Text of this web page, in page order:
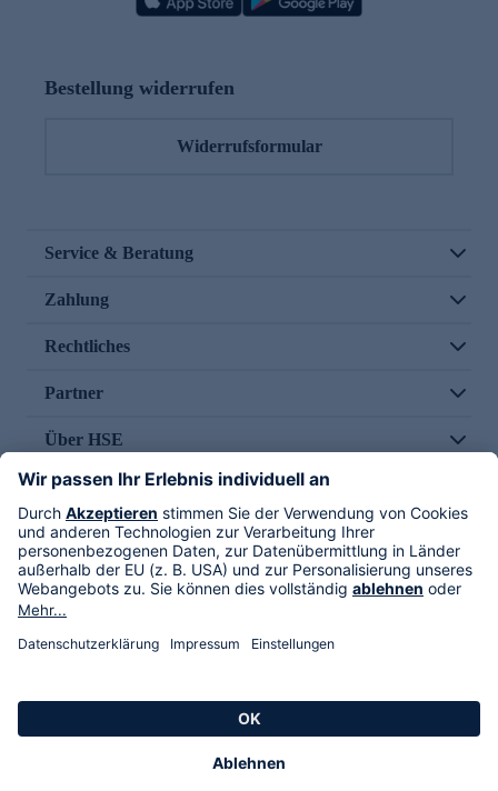
Bestellung widerrufen
Widerrufsformular
Service & Beratung
Zahlung
Rechtliches
Partner
Über HSE
Im TV
HSE International